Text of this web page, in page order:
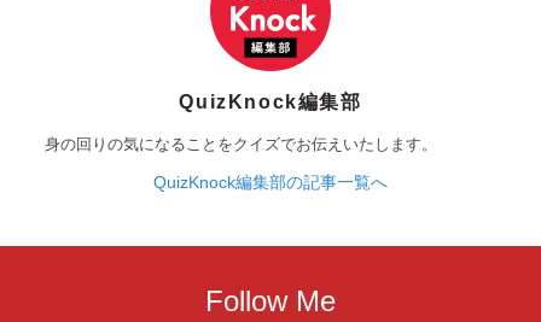
QuizKnock編集部
身の回りの気になることをクイズでお伝えいたします。
QuizKnock編集部の記事一覧へ
Follow Me